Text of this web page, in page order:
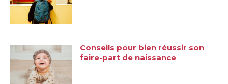
Conseils pour bien réussir son
faire-part de naissance